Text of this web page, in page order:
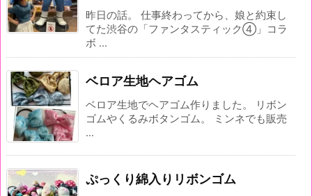
昨日の話。 仕事終わってから、娘と約束し
てた渋谷の「ファンタスティック④」コラ
ボ ...
ベロア生地ヘアゴム
ベロア生地でヘアゴム作りました。 リボン
ゴムやくるみボタンゴム。 ミンネでも販売
...
ぷっくり綿入りリボンゴム